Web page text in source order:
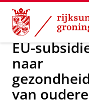
Skip
Content
Skip
Navigation
Over ons Actueel
EU-
naar
van